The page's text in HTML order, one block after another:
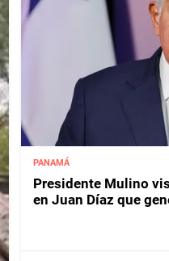
PANAMÁ
Presidente Mulino
en Juan Díaz que